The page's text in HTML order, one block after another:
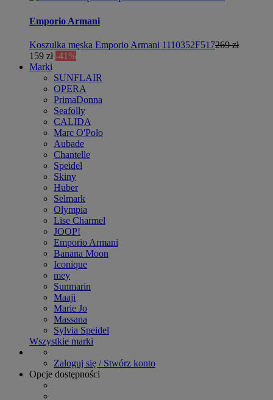
Emporio Armani
Koszulka męska Emporio Armani 1110352F517269 zł
159 zł -41%
Marki
SUNFLAIR
OPERA
PrimaDonna
Seafolly
CALIDA
Marc O'Polo
Aubade
Chantelle
Speidel
Skiny
Huber
Selmark
Olympia
Lise Charmel
JOOP!
Emporio Armani
Banana Moon
Iconique
mey
Sunmarin
Maaji
Marie Jo
Massana
Sylvia Speidel
Wszystkie marki
Zaloguj się / Stwórz konto
Opcje dostępności